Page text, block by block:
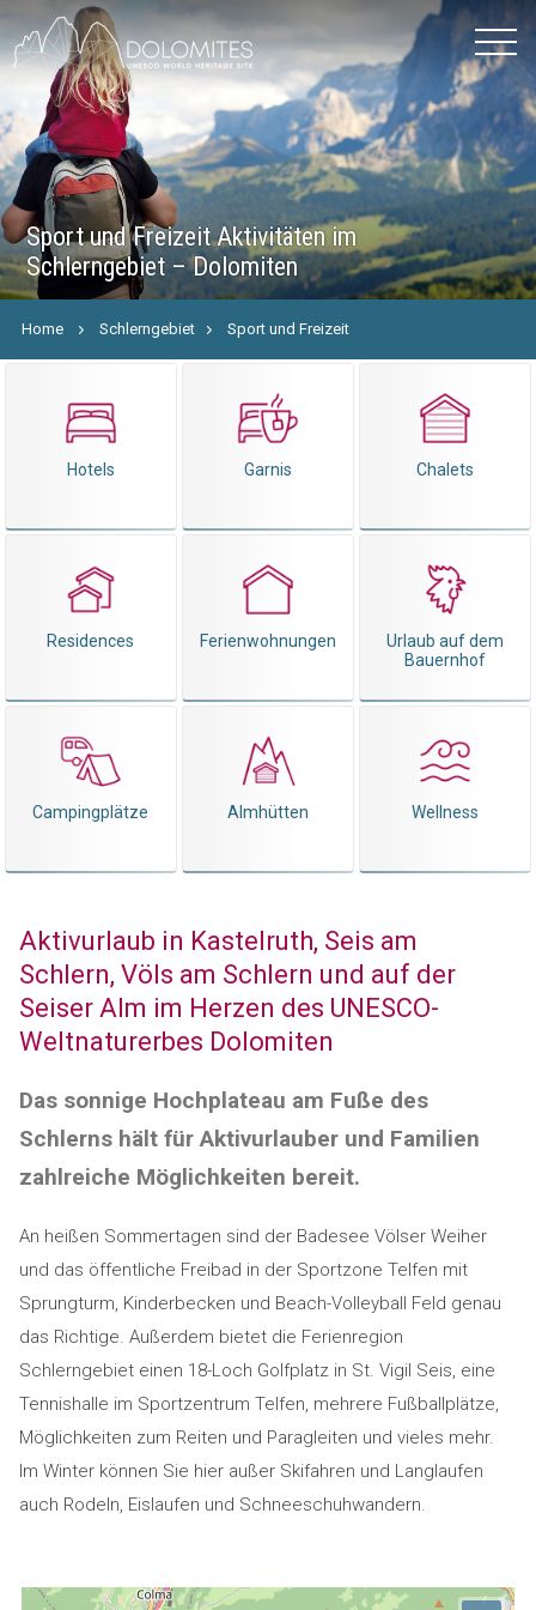
Sport und Freizeit Aktivitäten im
Schlerngebiet – Dolomiten
Home Schlerngebiet Sport und Freizeit
Hotels Garnis Chalets
Residences Ferienwohnungen
Urlaub auf dem
Bauernhof
Campingplätze Almhütten Wellness
Aktivurlaub in Kastelruth, Seis am
Schlern, Völs am Schlern und auf der
Seiser Alm im Herzen des UNESCO-
Weltnaturerbes Dolomiten
Das sonnige Hochplateau am Fuße des
Schlerns hält für Aktivurlauber und Familien
zahlreiche Möglichkeiten bereit.
An heißen Sommertagen sind der Badesee Völser Weiher
und das öffentliche Freibad in der Sportzone Telfen mit
Sprungturm, Kinderbecken und Beach-Volleyball Feld genau
das Richtige. Außerdem bietet die Ferienregion
Schlerngebiet einen 18-Loch Golfplatz in St. Vigil Seis, eine
Tennishalle im Sportzentrum Telfen, mehrere Fußballplätze,
Möglichkeiten zum Reiten und Paragleiten und vieles mehr.
Im Winter können Sie hier außer Skifahren und Langlaufen
auch Rodeln, Eislaufen und Schneeschuhwandern.